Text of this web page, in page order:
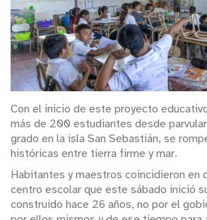
Con el inicio de este proyecto
más de 200 estudiantes desde
grado en la isla San Sebastián, se
históricas entre tierra firme y mar.
Habitantes y maestros coincidieron en
centro escolar que este sábado inició
construido hace 26 años, no por el